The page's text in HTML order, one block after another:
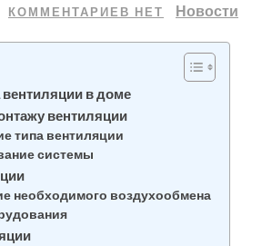
КОММЕНТАРИЕВ НЕТ Новости
в доме
вентиляции
типа вентиляции
системы
необходимого воздухообмена